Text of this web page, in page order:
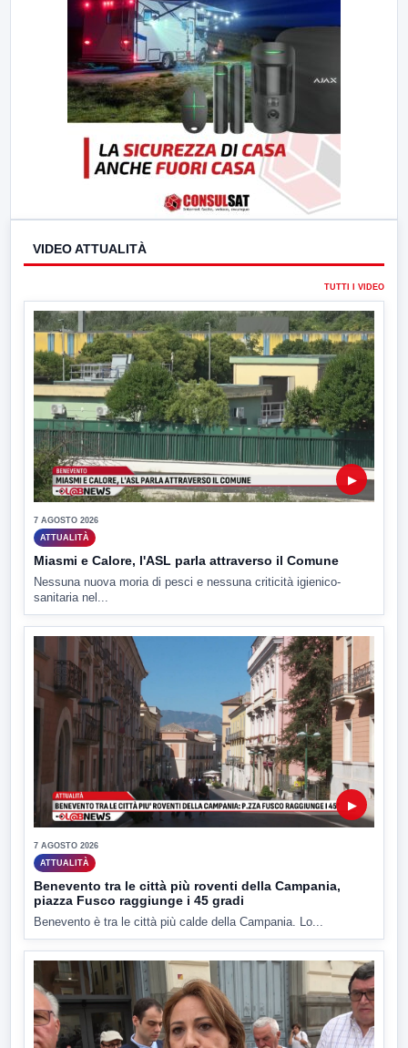
VIDEO ATTUALITÀ
TUTTI I VIDEO
▶
7 AGOSTO 2026
ATTUALITÀ
Miasmi e Calore, l'ASL parla attraverso il Comune
Nessuna nuova moria di pesci e nessuna criticità igienico-
sanitaria nel...
▶
7 AGOSTO 2026
ATTUALITÀ
Benevento tra le città più roventi della Campania,
piazza Fusco raggiunge i 45 gradi
Benevento è tra le città più calde della Campania. Lo...